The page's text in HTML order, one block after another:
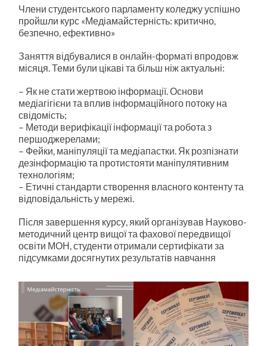
Члени студентського парламенту коледжу успішно
пройшли курс «Медіамайстерність: критично,
безпечно, ефективно»
Заняття відбувалися в онлайн-форматі впродовж
місяця. Теми були цікаві та більш ніж актуальні:
– Як не стати жертвою інформації. Основи
медіагігієни та вплив інформаційного потоку на
свідомість;
– Методи верифікації інформації та робота з
першоджерелами;
– Фейки, маніпуляції та медіапастки. Як розпізнати
дезінформацію та протистояти маніпулятивним
технологіям;
– Етичні стандарти створення власного контенту та
відповідальність у мережі.
Після завершення курсу, який організував Науково-
методичний центр вищої та фахової передвищої
освіти МОН, студенти отримали сертифікати за
підсумками досягнутих результатів навчання